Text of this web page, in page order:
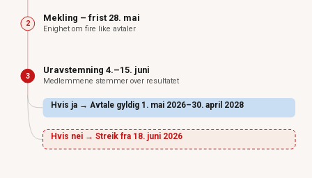
2
Mekling – frist 28. mai
Enighet om fire like avtaler
3
Uravstemning 4.–15. juni
Medlemmene stemmer over resultatet
Hvis ja → Avtale gyldig 1. mai 2026–30. april 2028
Hvis nei → Streik fra 18. juni 2026